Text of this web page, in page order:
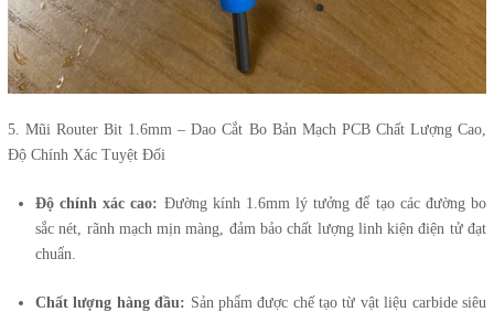
5. Mũi Router Bit 1.6mm – Dao Cắt Bo Bản Mạch PCB Chất Lượng Cao,
Độ Chính Xác Tuyệt Đối
Độ chính xác cao: Đường kính 1.6mm lý tưởng để tạo các đường bo
sắc nét, rãnh mạch mịn màng, đảm bảo chất lượng linh kiện điện tử đạt
chuẩn.
Chất lượng hàng đầu: Sản phẩm được chế tạo từ vật liệu carbide siêu